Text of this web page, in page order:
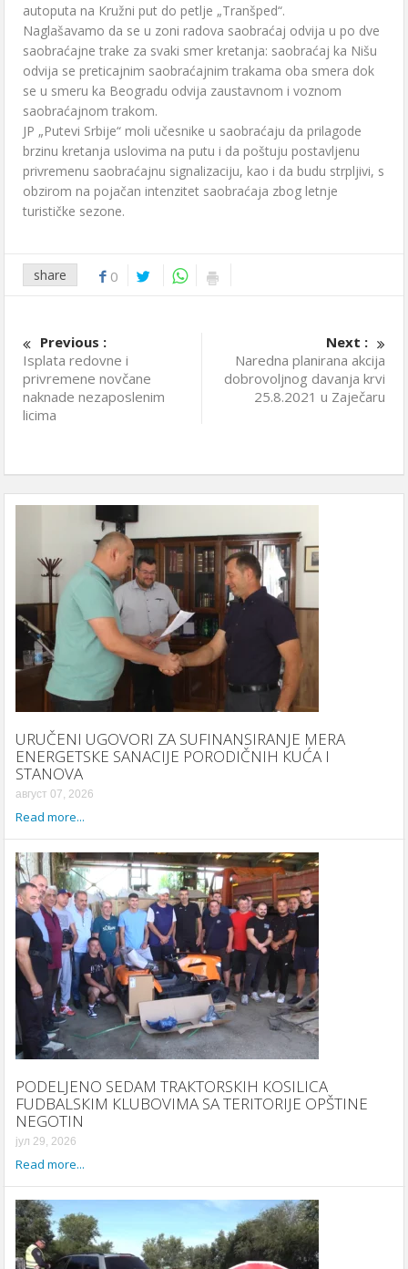
autoputa na Кružni put do petlje „Tranšped“.
Naglašavamo da se u zoni radova saobraćaj odvija u po dve
saobraćajne trake za svaki smer kretanja: saobraćaj ka Nišu
odvija se preticajnim saobraćajnim trakama oba smera dok
se u smeru ka Beogradu odvija zaustavnom i voznom
saobraćajnom trakom.
JP „Putevi Srbije“ moli učesnike u saobraćaju da prilagode
brzinu kretanja uslovima na putu i da poštuju postavljenu
privremenu saobraćajnu signalizaciju, kao i da budu strpljivi, s
obzirom na pojačan intenzitet saobraćaja zbog letnje
turističke sezone.
share 0
Previous :
Isplata redovne i
privremene novčane
naknade nezaposlenim
licima
Next :
Naredna planirana akcija
dobrovoljnog davanja krvi
25.8.2021 u Zaječaru
URUČENI UGOVORI ZA SUFINANSIRANJE MERA
ENERGETSКE SANACIJE PORODIČNIH КUĆA I
STANOVA
август 07, 2026
Read more...
PODELJENO SEDAM TRAКTORSКIH КOSILICA
FUDBALSКIM КLUBOVIMA SA TERITORIJE OPŠTINE
NEGOTIN
јул 29, 2026
Read more...